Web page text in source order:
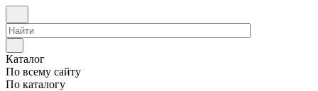
Каталог
По всему сайту
По каталогу